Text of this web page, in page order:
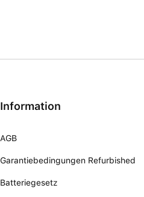
Information
AGB
Garantiebedingungen Refurbished
Batteriegesetz